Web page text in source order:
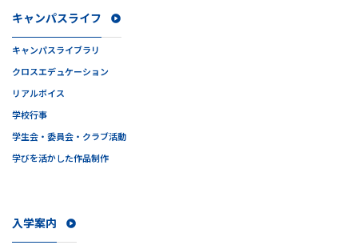
入学案内
キャンパスライフ
キャンパスライブラリ
クロスエデュケーション
リアルボイス
学校行事
学生会・委員会・クラブ活動
学びを活かした作品制作